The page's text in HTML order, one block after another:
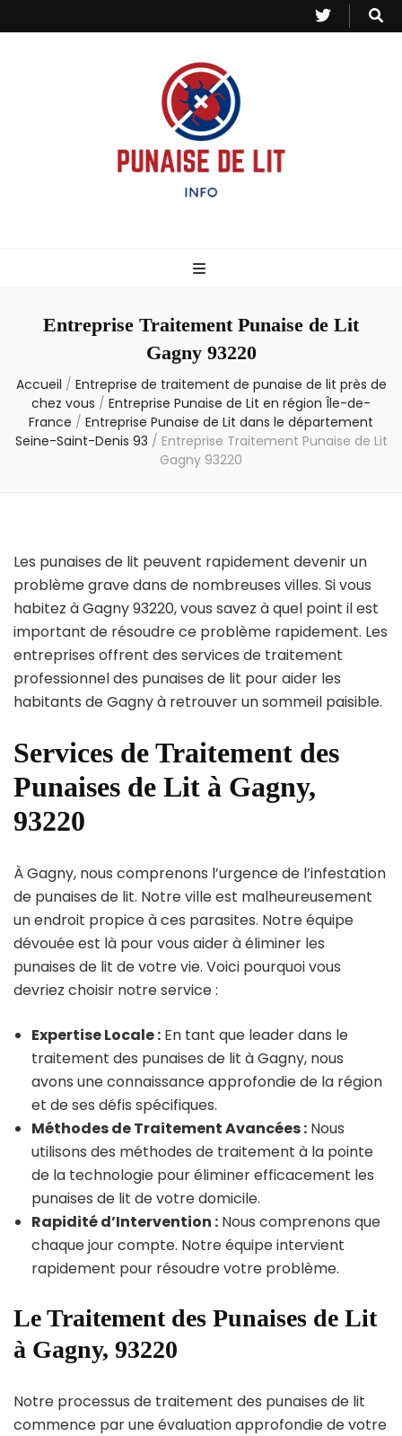
– Info
Entreprise Traitement Punaise de Lit
Gagny 93220
Accueil / Entreprise de traitement de punaise de lit près de
chez vous / Entreprise Punaise de Lit en région Île-de-
France / Entreprise Punaise de Lit dans le département
Seine-Saint-Denis 93 / Entreprise Traitement Punaise de Lit
Gagny 93220
Les punaises de lit peuvent rapidement devenir un
problème grave dans de nombreuses villes. Si vous
habitez à Gagny 93220, vous savez à quel point il est
important de résoudre ce problème rapidement. Les
entreprises offrent des services de traitement
professionnel des punaises de lit pour aider les
habitants de Gagny à retrouver un sommeil paisible.
Services de Traitement des
Punaises de Lit à Gagny,
93220
À Gagny, nous comprenons l’urgence de l’infestation
de punaises de lit. Notre ville est malheureusement
un endroit propice à ces parasites. Notre équipe
dévouée est là pour vous aider à éliminer les
punaises de lit de votre vie. Voici pourquoi vous
devriez choisir notre service :
Expertise Locale : En tant que leader dans le
traitement des punaises de lit à Gagny, nous
avons une connaissance approfondie de la région
et de ses défis spécifiques.
Méthodes de Traitement Avancées : Nous
utilisons des méthodes de traitement à la pointe
de la technologie pour éliminer efficacement les
punaises de lit de votre domicile.
Rapidité d’Intervention : Nous comprenons que
chaque jour compte. Notre équipe intervient
rapidement pour résoudre votre problème.
Le Traitement des Punaises de Lit
à Gagny, 93220
Notre processus de traitement des punaises de lit
commence par une évaluation approfondie de votre